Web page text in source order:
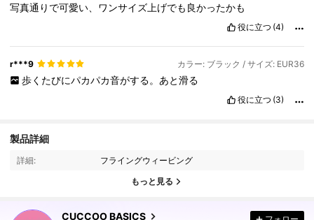
写真通りで可愛い、ワンサイズ上げでも良かったかも
役に立つ (4)
r***9 カラー: ブラック / サイズ: EUR36
歩くたびにパカパカ音がする。あと滑る
役に立つ (3)
製品詳細
詳細: フライングウィービング
もっと見る
CUCCOO BASICS
213K フォロワー